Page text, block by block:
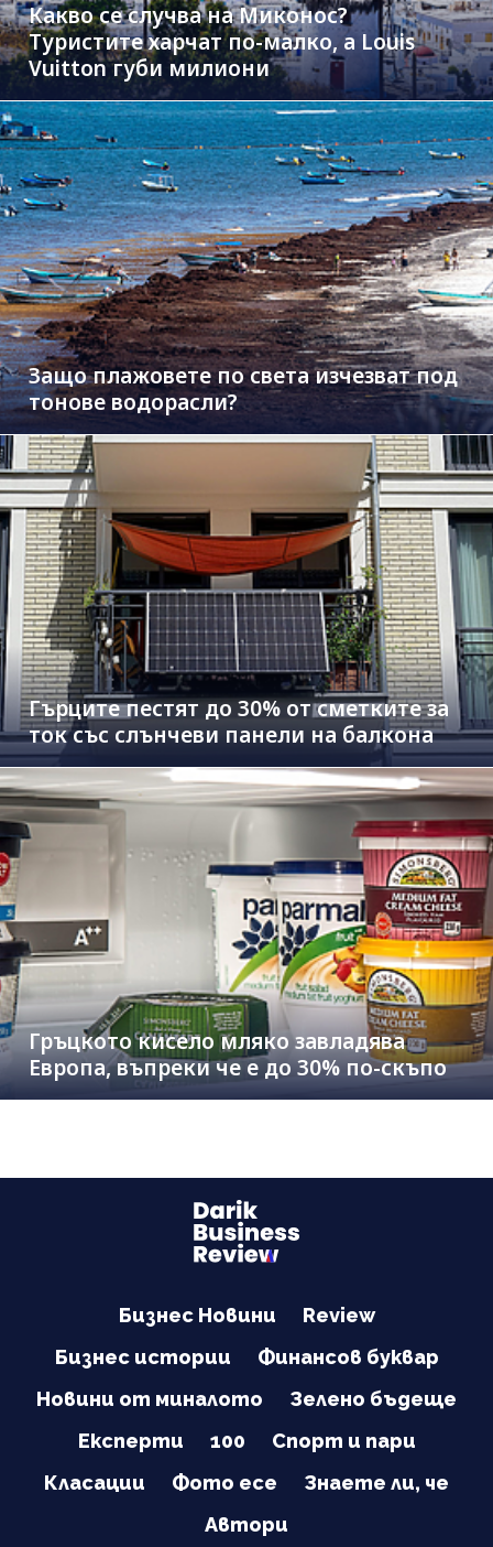
Какво се случва на Миконос?
Туристите харчат по-малко, а Louis
Vuitton губи милиони
Защо плажовете по света изчезват под
тонове водорасли?
Гърците пестят до 30% от сметките за
ток със слънчеви панели на балкона
Гръцкото кисело мляко завладява
Европа, въпреки че е до 30% по-скъпо
Бизнес Новини
Review
Бизнес истории
Финансов буквар
Новини от миналото
Зелено бъдеще
Експерти
100
Спорт и пари
Класации
Фото есе
Знаете ли, че
Автори